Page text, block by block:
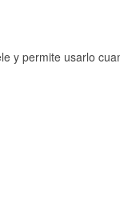
y permite usarlo